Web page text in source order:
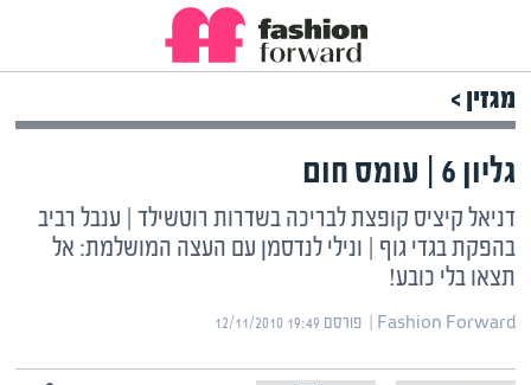
מגזין >
גליון 6 | עומס חום
דניאל קיציס קופצת לבריכה בשדרות רוטשילד | ענבל רביב
בהפקת בגדי גוף | ונילי לנדסמן עם העצה המושלמת: אל
תצאו בלי כובע!
Fashion Forward | ‏ פורסם ‎12/11/2010 19:49